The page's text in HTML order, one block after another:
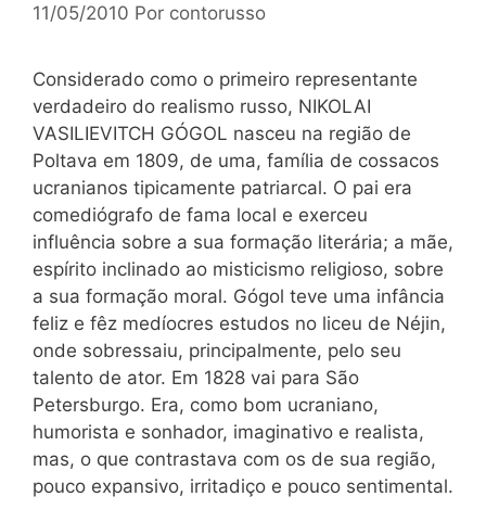
11/05/2010 Por contorusso
Considerado como o primeiro representante
verdadeiro do realismo russo, NIKOLAI
VASILIEVITCH GÓGOL nasceu na região de
Poltava em 1809, de uma, família de cossacos
ucranianos tipicamente patriarcal. O pai era
comediógrafo de fama local e exerceu
influência sobre a sua formação literária; a mãe,
espírito inclinado ao misticismo religioso, sobre
a sua formação moral. Gógol teve uma infância
feliz e fêz medíocres estudos no liceu de Néjin,
onde sobressaiu, principalmente, pelo seu
talento de ator. Em 1828 vai para São
Petersburgo. Era, como bom ucraniano,
humorista e sonhador, imaginativo e realista,
mas, o que contrastava com os de sua região,
pouco expansivo, irritadiço e pouco sentimental.